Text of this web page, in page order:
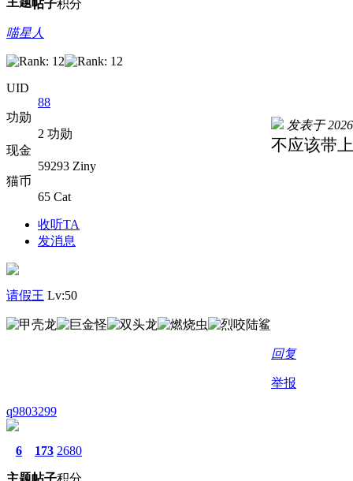
帖子积分
喵星人
UID
88
功勋
2 功勋
现金
59293 Ziny
猫币
65 Cat
收听TA
发消息
请假王 Lv:50
发表于
不应该带
回复
举报
q9803299
6
主题
173
帖子
2680
积分